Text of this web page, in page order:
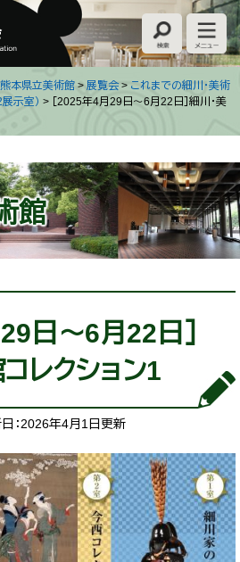
熊本県立美術館 > 展覧会> これまでの細川・美術
示室） >
［2025年4月29日～6月22日］細川・美
館
日～6月22日］
レクション1
：2026年4月1日更新